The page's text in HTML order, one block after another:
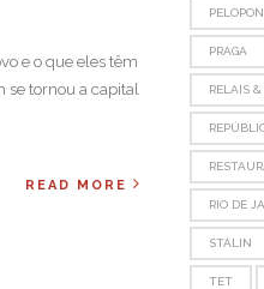
e o que eles têm
se tornou a capital
READ MORE
PRAGA
RELAIS
RIO DE
STÁLIN
TET